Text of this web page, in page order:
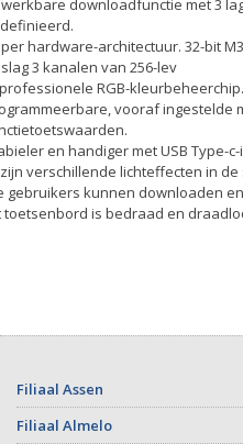
downloadfunctie met 3
hardware-architectuur. 32-bit
3 kanalen van 256-lev
RGB-kleurbeheerchip.
vooraf ingestelde
en handiger met USB Type-
verschillende lichteffecten in
gebruikers kunnen downloaden
toetsenbord is bedraad en
Filiaal Assen
Filiaal Almelo